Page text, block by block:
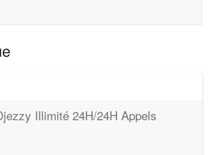
Illimité 24H/24H Appels